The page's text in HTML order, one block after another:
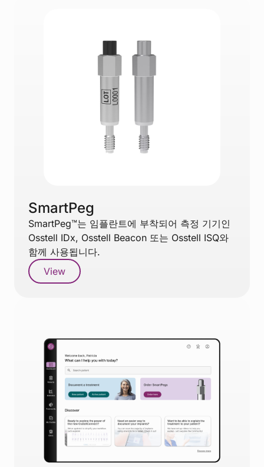
SmartPeg
SmartPeg™는 임플란트에 부착되어 측정 기기인
Osstell IDx, Osstell Beacon 또는 Osstell ISQ와
함께 사용됩니다.
View